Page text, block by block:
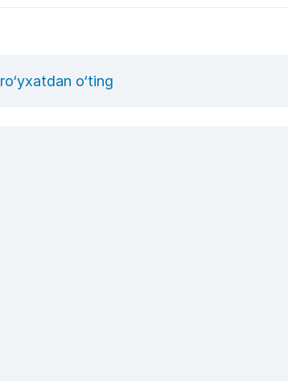
ro‘yxatdan o‘ting